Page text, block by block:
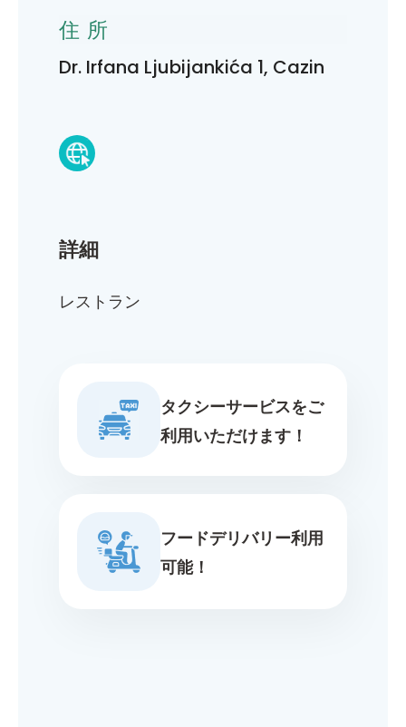
詳細
レストラン
タクシーサービスをご
利用いただけます！
フードデリバリー利用
可能！
住所
Dr. Irfana Ljubijankića 1, Cazin